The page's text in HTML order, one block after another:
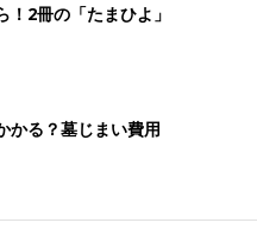
2冊の「たまひよ」
かる？墓じまい費用